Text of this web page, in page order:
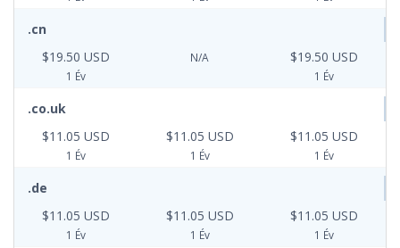
.cn
$19.50 USD
1 Év
N/A $19.50 USD
1 Év
.co.uk
$11.05 USD
1 Év
$11.05 USD
1 Év
$11.05 USD
1 Év
.de
$11.05 USD
1 Év
$11.05 USD
1 Év
$11.05 USD
1 Év